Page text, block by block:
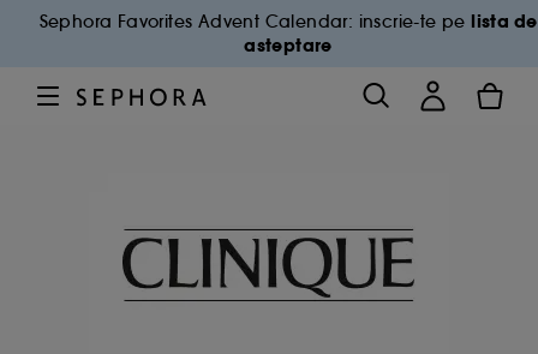
Sephora Favorites Advent Calendar: inscrie-te pe lista de
asteptare